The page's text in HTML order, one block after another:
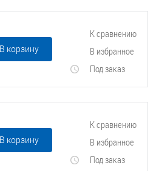
В корзину
К сравнению
В избранное
Под заказ
В корзину
К сравнению
В избранное
Под заказ